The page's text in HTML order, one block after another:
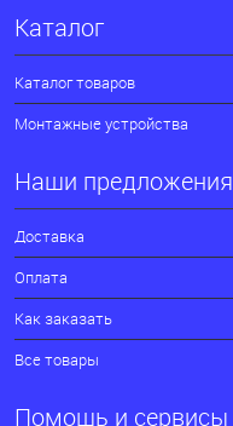
Каталог
Каталог товаров
Монтажные устройства
Наши предложения
Доставка
Оплата
Как заказать
Все товары
Помощь и сервисы